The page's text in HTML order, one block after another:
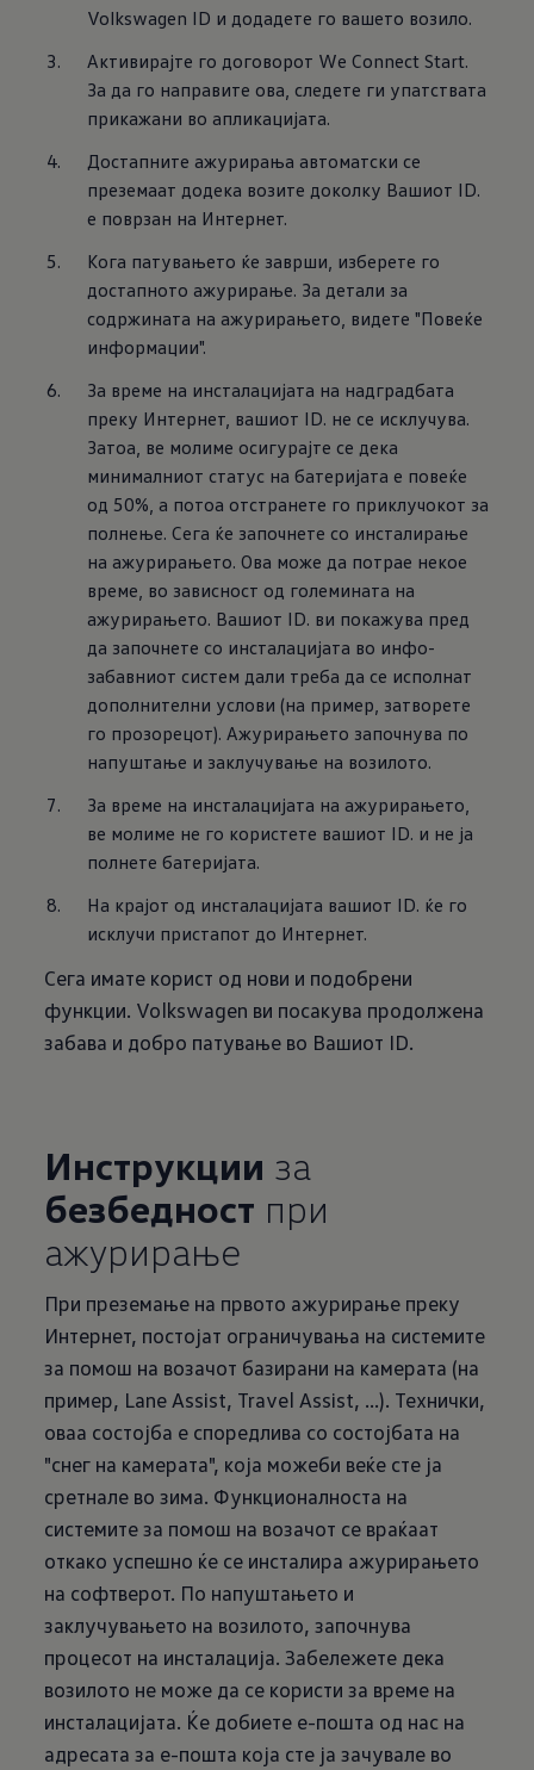
Volkswagen ID и додадете го вашето возило.
Активирајте го договорот We Connect Start.
За да го направите ова, следете ги упатствата
прикажани во апликацијата.
Достапните ажурирања автоматски се
преземаат додека возите доколку Вашиот ID.
е поврзан на Интернет.
Кога патувањето ќе заврши, изберете го
достапното ажурирање. За детали за
содржината на ажурирањето, видете "Повеќе
информации".
За време на инсталацијата на надградбата
преку Интернет, вашиот ID. не се исклучува.
Затоа, ве молиме осигурајте се дека
минималниот статус на батеријата е повеќе
од 50%, а потоа отстранете го приклучокот за
полнење. Сега ќе започнете со инсталирање
на ажурирањето. Ова може да потрае некое
време, во зависност од големината на
ажурирањето. Вашиот ID. ви покажува пред
да започнете со инсталацијата во инфо-
забавниот систем дали треба да се исполнат
дополнителни услови (на пример, затворете
го прозорецот). Ажурирањето започнува по
напуштање и заклучување на возилото.
За време на инсталацијата на ажурирањето,
ве молиме не го користете вашиот ID. и не ја
полнете батеријата.
На крајот од инсталацијата вашиот ID. ќе го
исклучи пристапот до Интернет.
Сега имате корист од нови и подобрени
функции. Volkswagen ви посакува продолжена
забава и добро патување во Вашиот ID.
Инструкции за
безбедност при
ажурирање
При преземање на првото ажурирање преку
Интернет, постојат ограничувања на системите
за помош на возачот базирани на камерата (на
пример, Lane Assist, Travel Assist, ...). Технички,
оваа состојба е споредлива со состојбата на
"снег на камерата", која можеби веќе сте ја
сретнале во зима. Функционалноста на
системите за помош на возачот се враќаат
откако успешно ќе се инсталира ажурирањето
на софтверот. По напуштањето и
заклучувањето на возилото, започнува
процесот на инсталација. Забележете дека
возилото не може да се користи за време на
инсталацијата. Ќе добиете е-пошта од нас на
адресата за е-пошта која сте ја зачувале во